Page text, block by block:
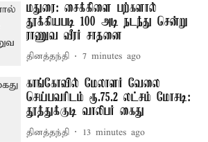
மதுரை: சைக்கிளை பற்களால்
தூக்கியபடி 100 அடி நடந்து சென்று
ராணுவ வீரர் சாதனை
தினத்தந்தி 7 minutes ago
காங்கோவில் மேலாளர் வேலை
செய்பவரிடம் ரூ.75.2 லட்சம் மோசடி:
தூத்துக்குடி வாலிபர் கைது
தினத்தந்தி 13 minutes ago